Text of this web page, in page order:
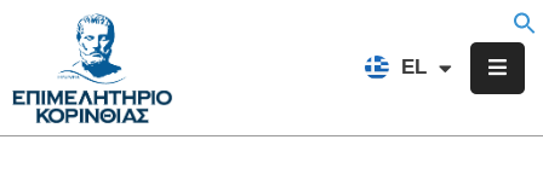
EL
FR
Επιμελητήριο